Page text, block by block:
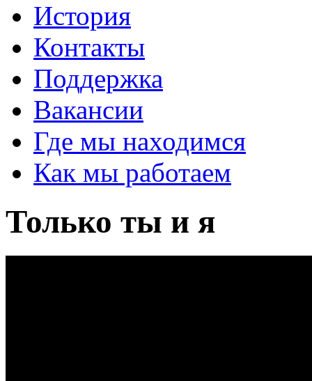
История
Контакты
Поддержка
Вакансии
Где мы находимся
Как мы работаем
Только ты и я